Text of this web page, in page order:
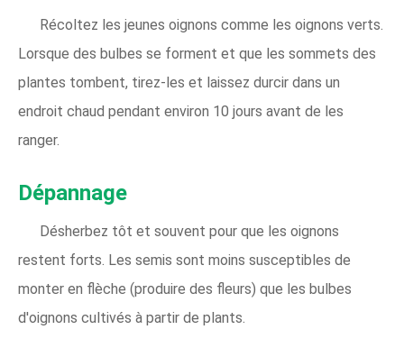
Récoltez les jeunes oignons comme les oignons verts.
Lorsque des bulbes se forment et que les sommets des
plantes tombent, tirez-les et laissez durcir dans un
endroit chaud pendant environ 10 jours avant de les
ranger.
Dépannage
Désherbez tôt et souvent pour que les oignons
restent forts. Les semis sont moins susceptibles de
monter en flèche (produire des fleurs) que les bulbes
d'oignons cultivés à partir de plants.